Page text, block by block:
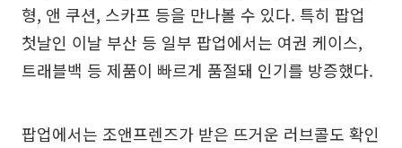
형, 앤 쿠션, 스카프 등을 만나볼 수 있다. 특히 팝업
첫날인 이날 부산 등 일부 팝업에서는 여권 케이스,
트래블백 등 제품이 빠르게 품절돼 인기를 방증했다.
팝업에서는 조앤프렌즈가 받은 뜨거운 러브콜도 확인